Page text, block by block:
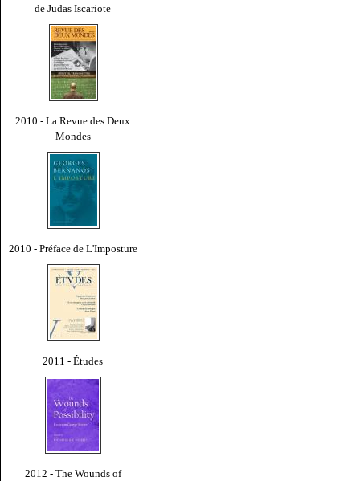
de Judas Iscariote
2010 - La Revue des Deux
Mondes
2010 - Préface de L'Imposture
2011 - Études
2012 - The Wounds of